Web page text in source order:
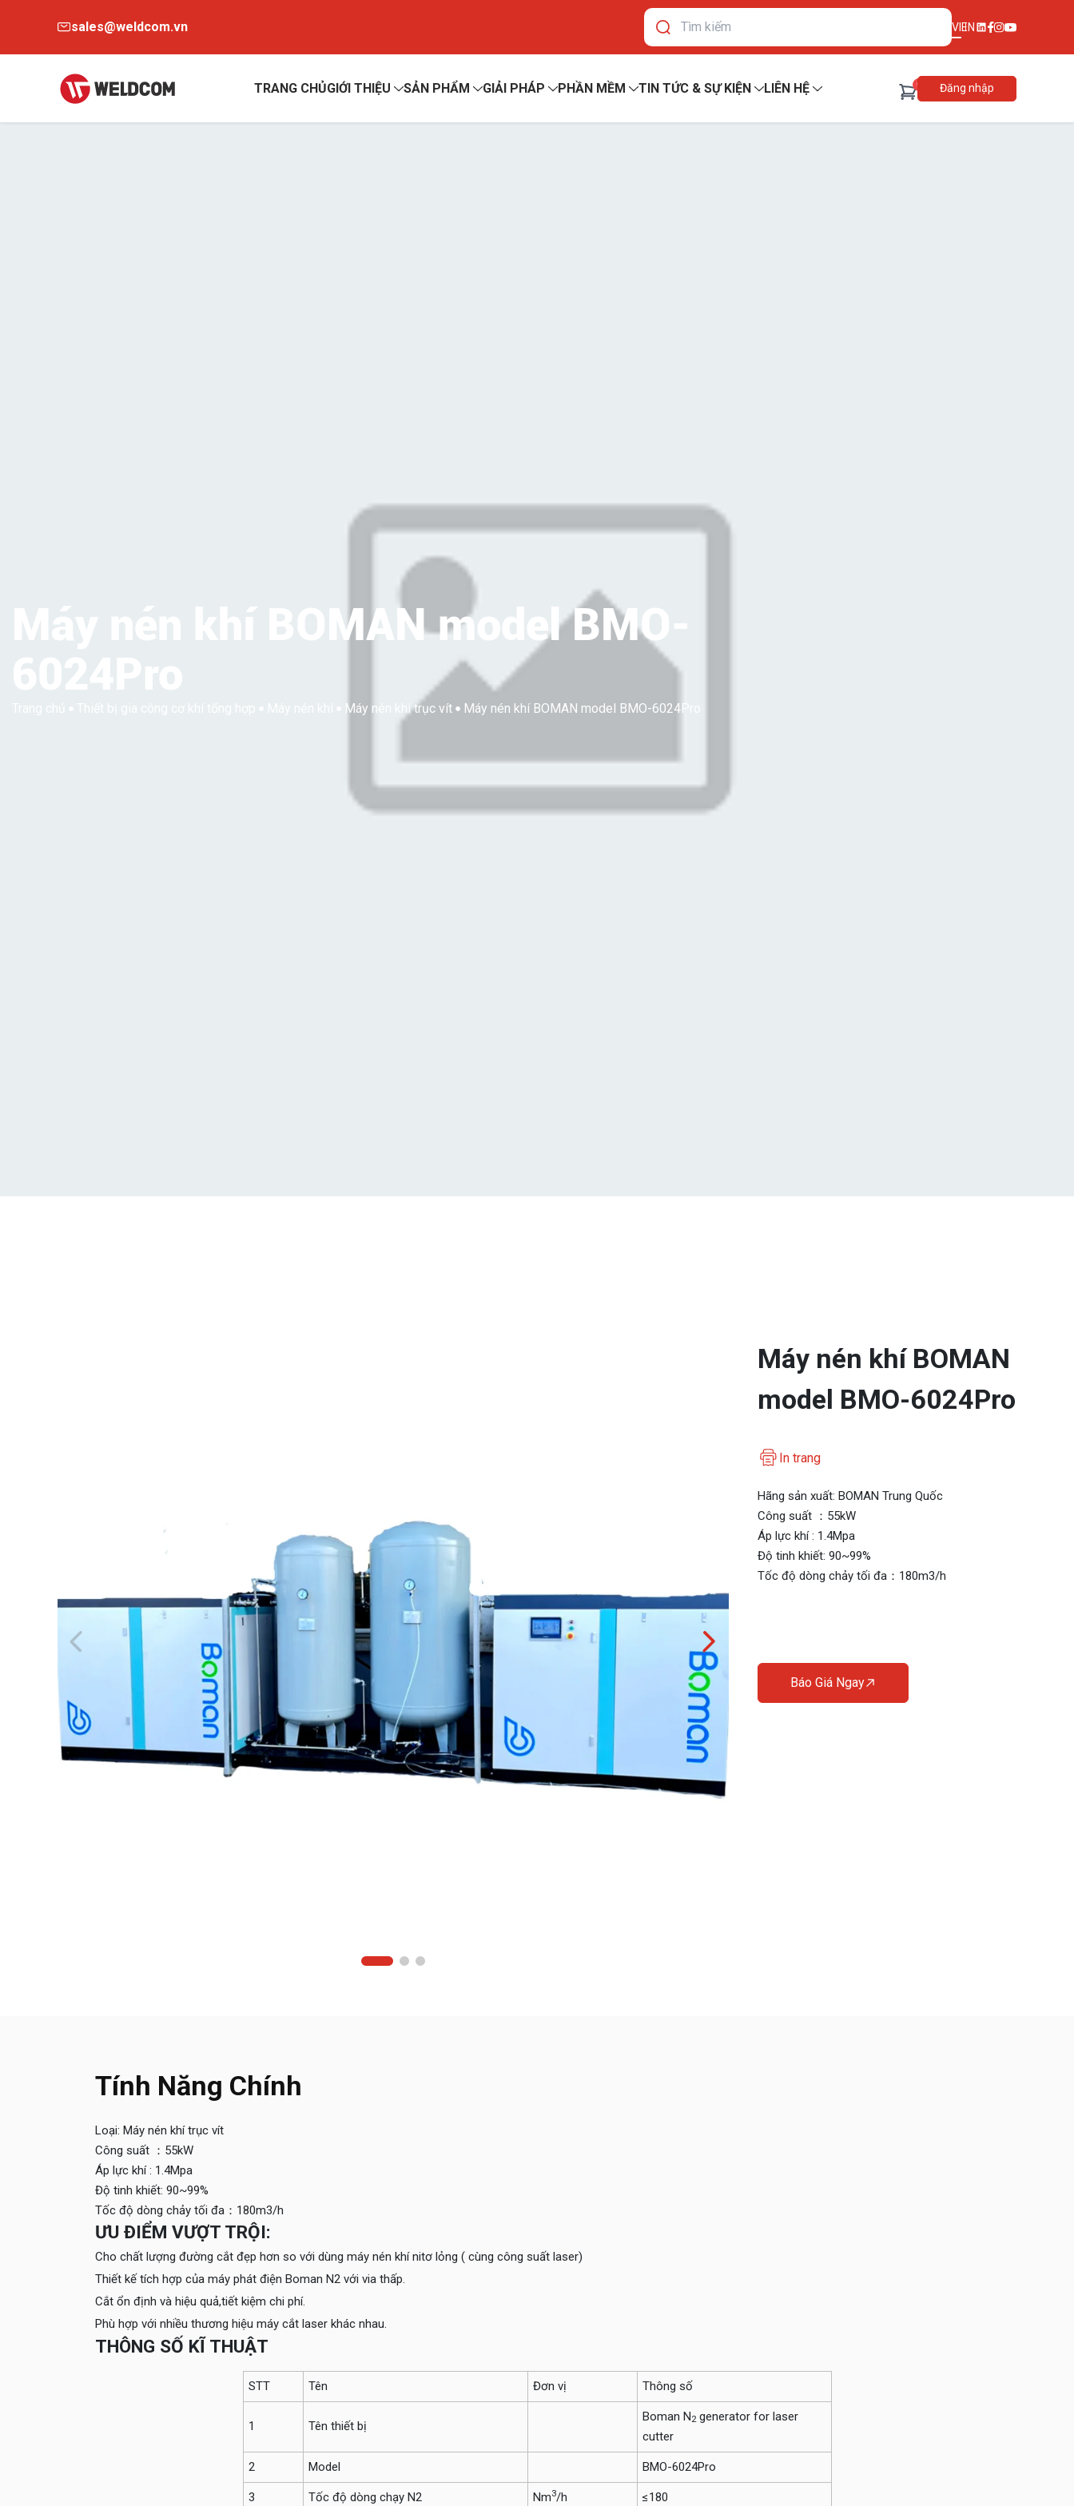
sales@weldcom.vn VIEN
TRANG CHỦGIỚI THIỆU SẢN PHẨM GIẢI PHÁP PHẦN MỀM TIN TỨC & SỰ KIỆN LIÊN HỆ 0 Đăng nhập
Máy nén khí BOMAN model BMO-
Máy nén khí trục vít Máy nén khí BOMAN model BMO-6024Pro
Máy nén khí BOMAN
model BMO-6024Pro
In trang
Hãng sản xuất: BOMAN Trung Quốc
Công suất ：55kW
Áp lực khí : 1.4Mpa
Độ tinh khiết: 90~99%
Tốc độ dòng chảy tối đa：180m3/h
Báo Giá Ngay
Tính Năng Chính
Loại: Máy nén khí trục vít
Công suất ：55kW
Áp lực khí : 1.4Mpa
Độ tinh khiết: 90~99%
Tốc độ dòng chảy tối đa：180m3/h
ƯU ĐIỂM VƯỢT TRỘI:
Cho chất lượng đường cắt đẹp hơn so với dùng máy nén khí nitơ lỏng ( cùng công suất laser)
Thiết kế tích hợp của máy phát điện Boman N2 với via thấp.
Cắt ổn định và hiệu quả,tiết kiệm chi phí.
Phù hợp với nhiều thương hiệu máy cắt laser khác nhau.
THÔNG SỐ KĨ THUẬT
STT Tên Đơn vị Thông số
1 Tên thiết bị
Boman N2generator for laser
cutter
2 Model BMO-6024Pro
3 Tốc độ dòng chạy N2 Nm3/h ≤180